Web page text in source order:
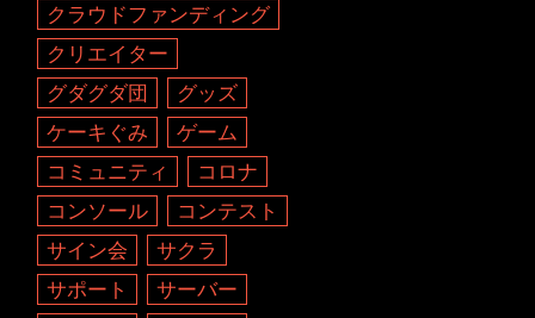
クラウドファンディング
クリエイター
グダグダ団
グッズ
ケーキぐみ
ゲーム
コミュニティ
コロナ
コンソール
コンテスト
サイン会
サクラ
サポート
サーバー